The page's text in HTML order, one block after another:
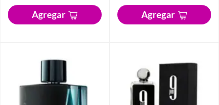
Agregar Agregar